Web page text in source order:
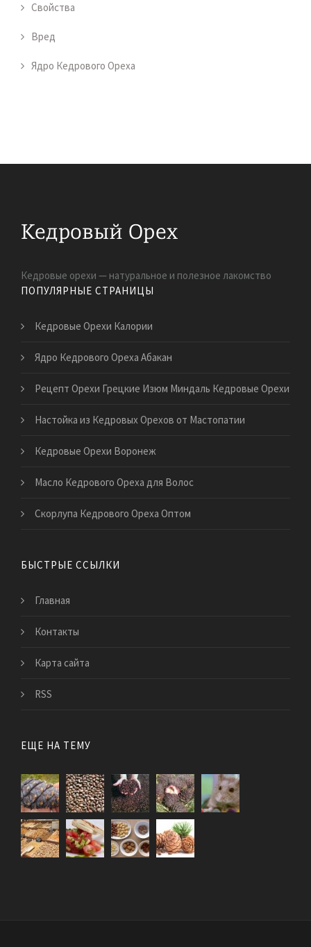
Свойства
Вред
Ядро Кедрового Ореха
Кедровые орехи — натуральное и полезное лакомство
ПОПУЛЯРНЫЕ СТРАНИЦЫ
Кедровые Орехи Калории
Ядро Кедрового Ореха Абакан
Рецепт Орехи Грецкие Изюм Миндаль Кедровые Орехи
Настойка из Кедровых Орехов от Мастопатии
Кедровые Орехи Воронеж
Масло Кедрового Ореха для Волос
Скорлупа Кедрового Ореха Оптом
БЫСТРЫЕ ССЫЛКИ
Главная
Контакты
Карта сайта
RSS
ЕЩЕ НА ТЕМУ